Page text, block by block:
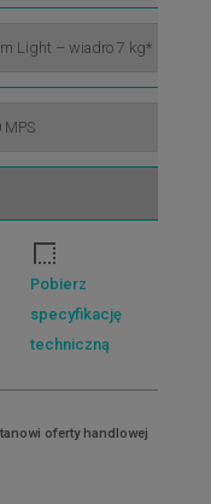
Pobierz
specyfikację
techniczną
oferty handlowej